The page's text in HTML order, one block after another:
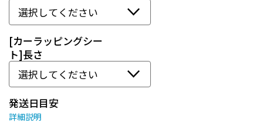
[カーラッピングシー
ト]長さ
発送日目安
詳細説明